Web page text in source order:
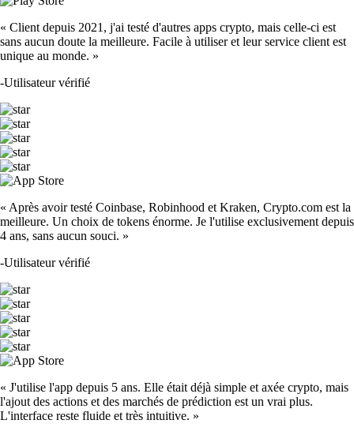
« Client depuis 2021, j'ai testé d'autres apps crypto, mais celle-ci est
sans aucun doute la meilleure. Facile à utiliser et leur service client est
unique au monde. »
-Utilisateur vérifié
« Après avoir testé Coinbase, Robinhood et Kraken, Crypto.com est la
meilleure. Un choix de tokens énorme. Je l'utilise exclusivement depuis
4 ans, sans aucun souci. »
-Utilisateur vérifié
« J'utilise l'app depuis 5 ans. Elle était déjà simple et axée crypto, mais
l'ajout des actions et des marchés de prédiction est un vrai plus.
L'interface reste fluide et très intuitive. »